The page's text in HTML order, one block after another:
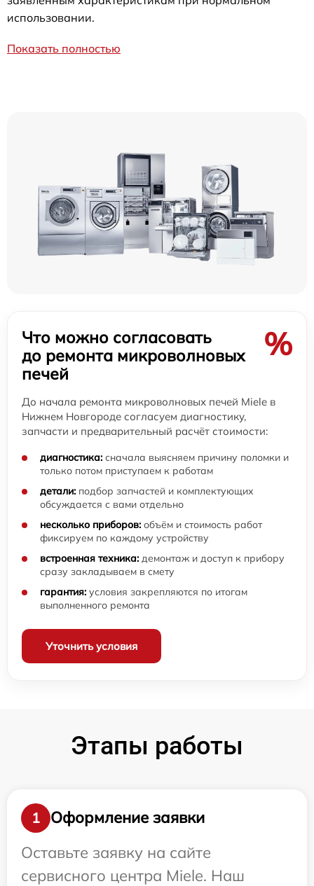
использовании.
Показать полностью
Что можно согласовать
до ремонта микроволновых
печей
%
До начала ремонта микроволновых печей Miele в
Нижнем Новгороде согласуем диагностику,
запчасти и предварительный расчёт стоимости:
диагностика: сначала выясняем причину поломки и
только потом приступаем к работам
детали: подбор запчастей и комплектующих
обсуждается с вами отдельно
несколько приборов: объём и стоимость работ
фиксируем по каждому устройству
встроенная техника: демонтаж и доступ к прибору
сразу закладываем в смету
гарантия: условия закрепляются по итогам
выполненного ремонта
Уточнить условия
Этапы работы
1
Оформление заявки
Оставьте заявку на сайте
сервисного центра Miele. Наш